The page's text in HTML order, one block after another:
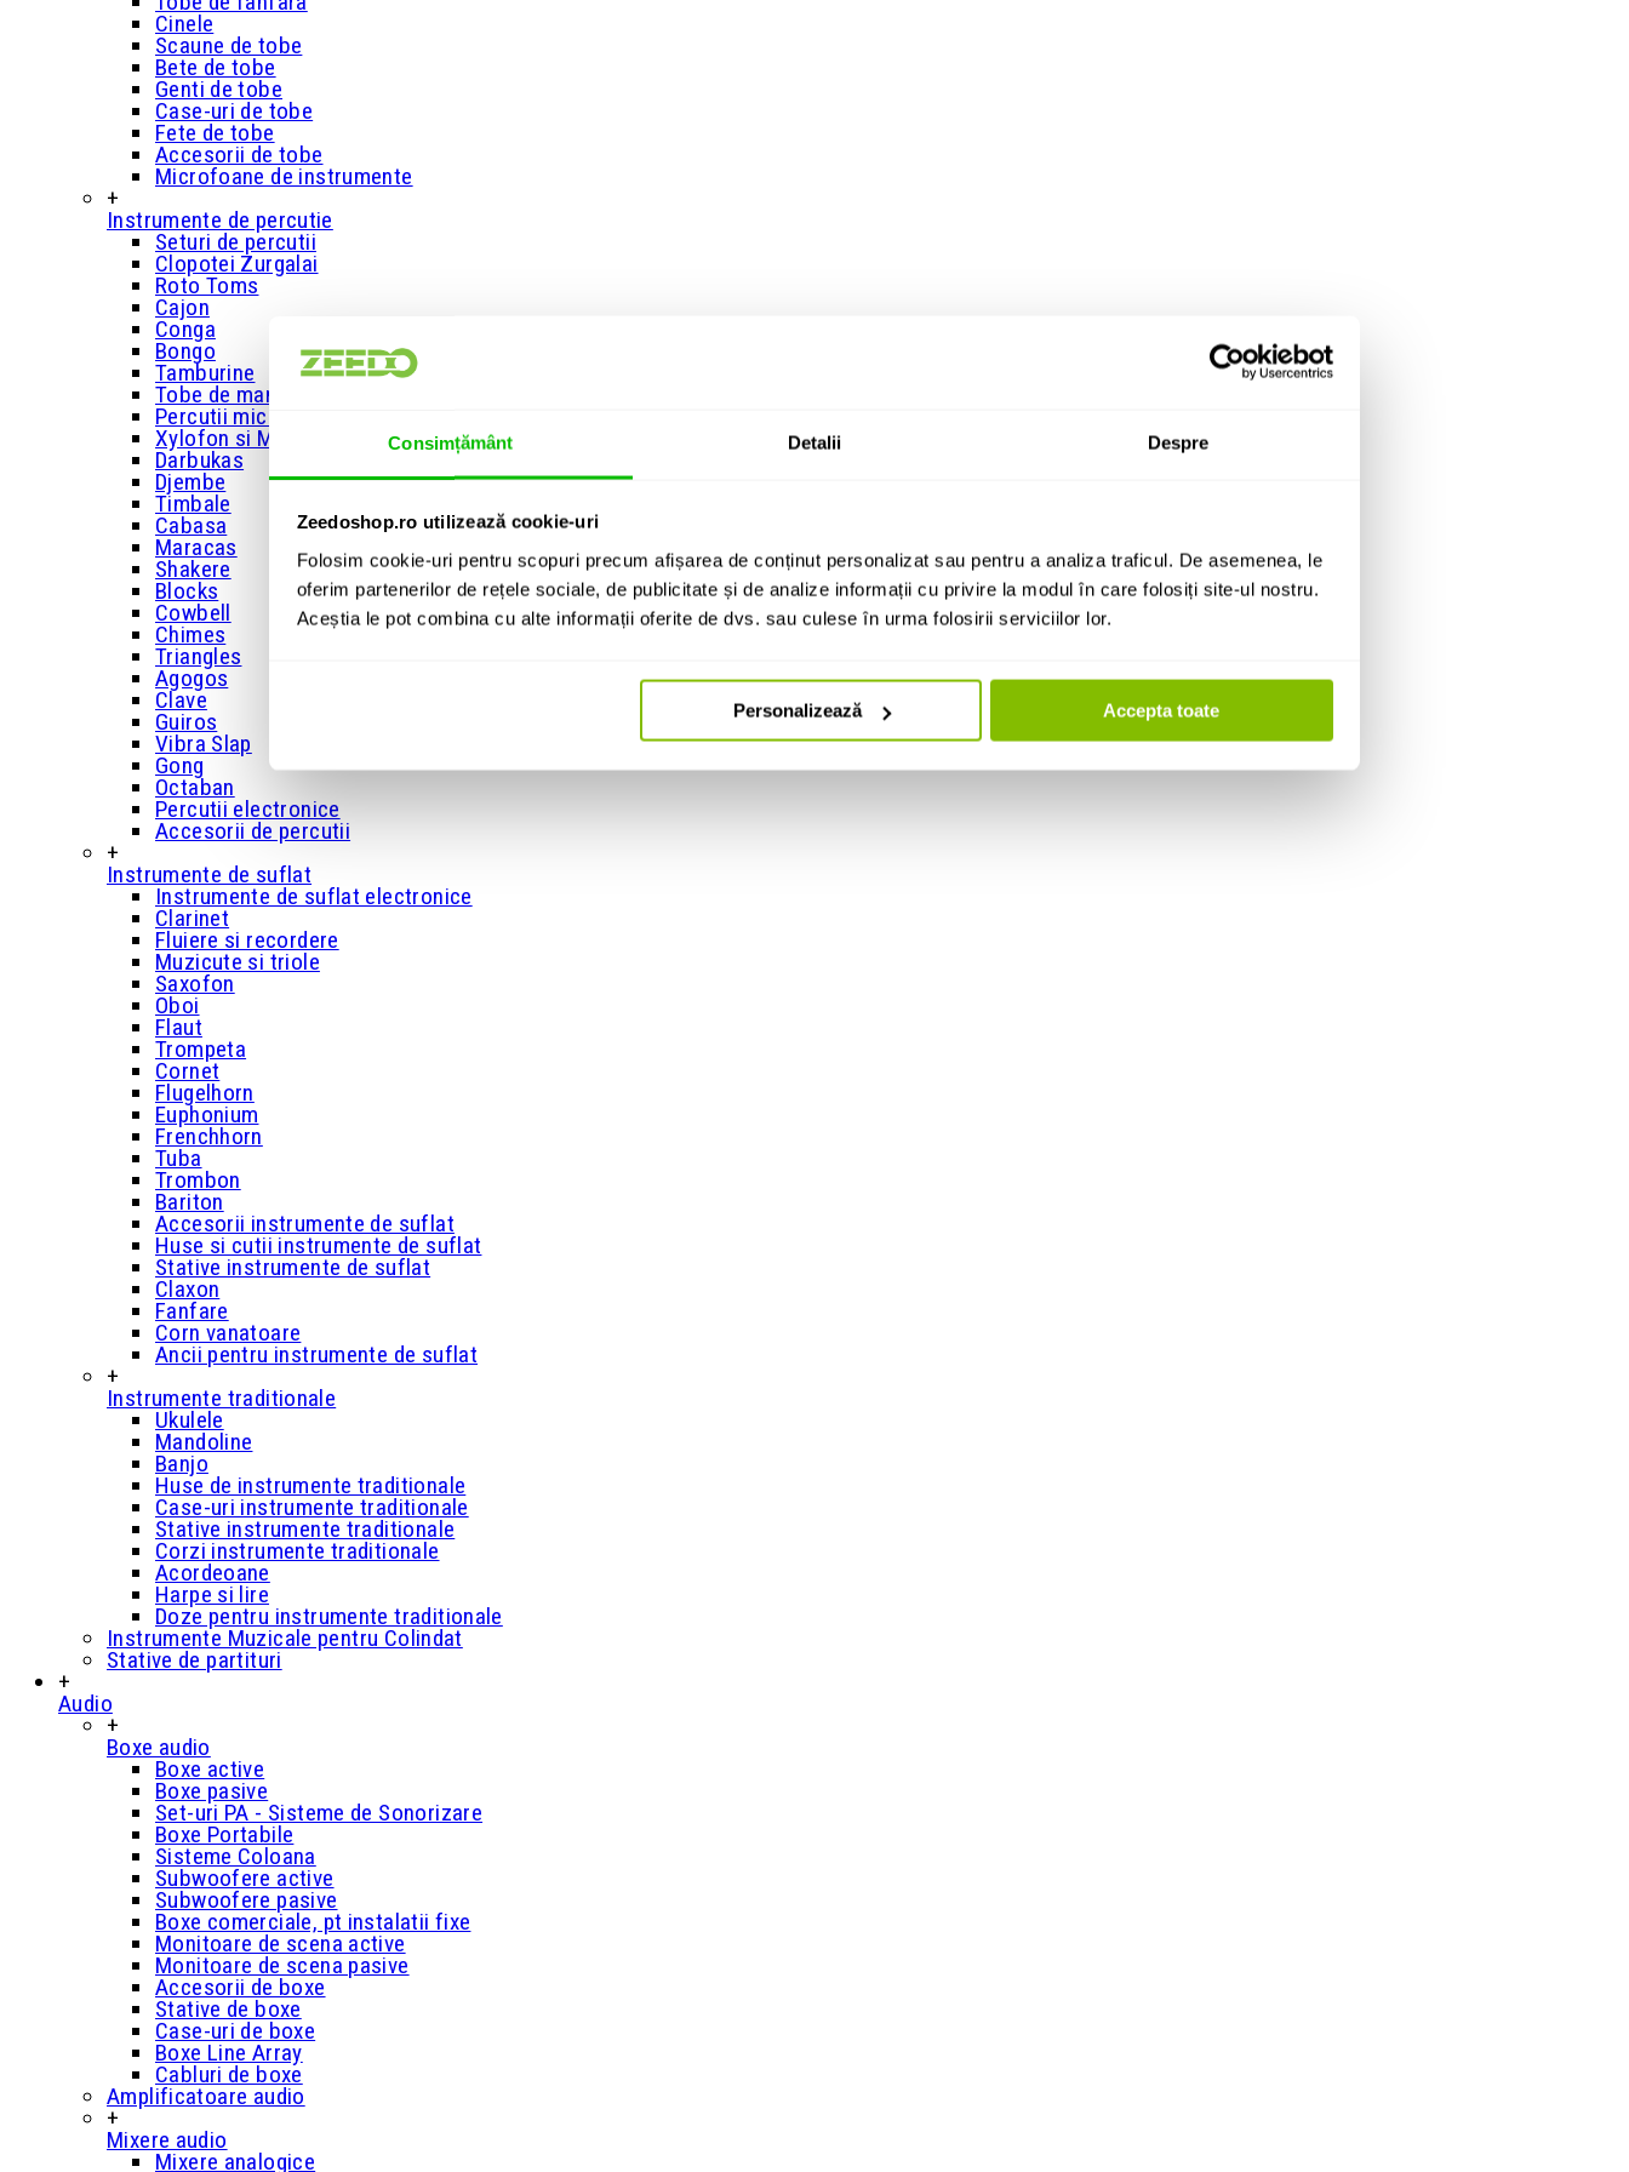
Consimțământ Detalii Despre
Zeedoshop.ro utilizează cookie-uri
Folosim cookie-uri pentru scopuri precum afișarea de conținut personalizat sau pentru a analiza traficul. De asemenea, le
oferim partenerilor de rețele sociale, de publicitate și de analize informații cu privire la modul în care folosiți site-ul nostru.
Aceștia le pot combina cu alte informații oferite de dvs. sau culese în urma folosirii serviciilor lor.
Personalizează Accepta toate
Cinele
Scaune de tobe
Bete de tobe
Genti de tobe
Case-uri de tobe
Fete de tobe
Accesorii de tobe
Microfoane de instrumente
+
Instrumente de percutie
Seturi de percutii
Clopotei Zurgalai
Roto Toms
Cajon
Conga
Bongo
Tamburine
Tobe de mana
Percutii mici
Xylofon si Metalofon
Darbukas
Djembe
Timbale
Cabasa
Maracas
Shakere
Blocks
Cowbell
Chimes
Triangles
Agogos
Clave
Guiros
Vibra Slap
Gong
Octaban
Percutii electronice
Accesorii de percutii
+
Instrumente de suflat
Instrumente de suflat electronice
Clarinet
Fluiere si recordere
Muzicute si triole
Saxofon
Oboi
Flaut
Trompeta
Cornet
Flugelhorn
Euphonium
Frenchhorn
Tuba
Trombon
Bariton
Accesorii instrumente de suflat
Huse si cutii instrumente de suflat
Stative instrumente de suflat
Claxon
Fanfare
Corn vanatoare
Ancii pentru instrumente de suflat
+
Instrumente traditionale
Ukulele
Mandoline
Banjo
Huse de instrumente traditionale
Case-uri instrumente traditionale
Stative instrumente traditionale
Corzi instrumente traditionale
Acordeoane
Harpe si lire
Doze pentru instrumente traditionale
Instrumente Muzicale pentru Colindat
Stative de partituri
+
Audio
+
Boxe audio
Boxe active
Boxe pasive
Set-uri PA - Sisteme de Sonorizare
Boxe Portabile
Sisteme Coloana
Subwoofere active
Subwoofere pasive
Boxe comerciale, pt instalatii fixe
Monitoare de scena active
Monitoare de scena pasive
Accesorii de boxe
Stative de boxe
Case-uri de boxe
Boxe Line Array
Cabluri de boxe
Amplificatoare audio
+
Mixere audio
Mixere analogice